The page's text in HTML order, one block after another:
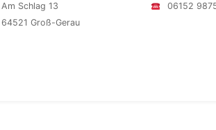
Am Schlag 13
64521 Groß-Gerau
06152